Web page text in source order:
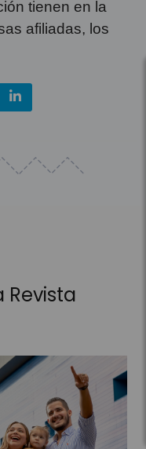
tienen en la
afiliadas, los
Revista